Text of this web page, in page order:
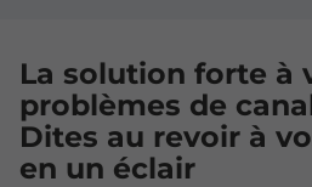
La solution forte à
problèmes de
Dites au revoir à
en un éclair